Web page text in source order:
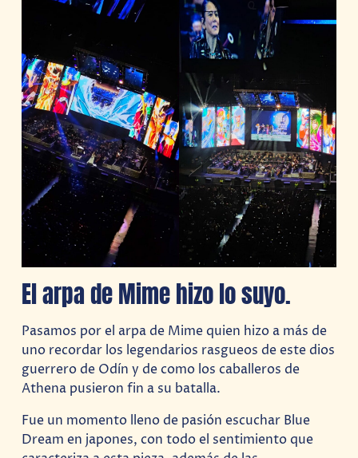
El arpa de Mime hizo lo suyo.
Pasamos por el arpa de Mime quien hizo a más de
uno recordar los legendarios rasgueos de este dios
guerrero de Odín y de como los caballeros de
Athena pusieron fin a su batalla.
Fue un momento lleno de pasión escuchar Blue
Dream en japones, con todo el sentimiento que